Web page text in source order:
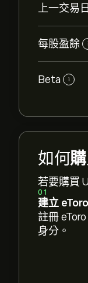
上一交易
每股盈餘 i
Beta i
如何
若要購買
01
建立
註冊
身分。